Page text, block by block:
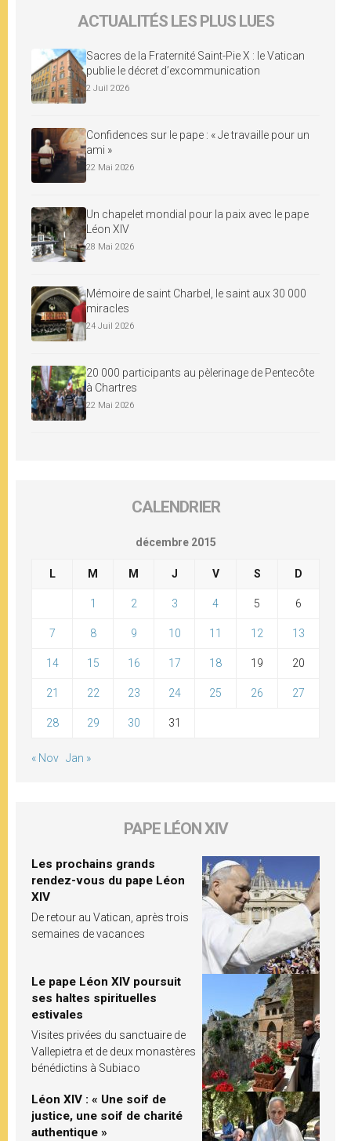
ACTUALITÉS LES PLUS LUES
Sacres de la Fraternité Saint-Pie X : le Vatican
publie le décret d’excommunication
2 Juil 2026
Confidences sur le pape : « Je travaille pour un
ami »
22 Mai 2026
Un chapelet mondial pour la paix avec le pape
Léon XIV
28 Mai 2026
Mémoire de saint Charbel, le saint aux 30 000
miracles
24 Juil 2026
20 000 participants au pèlerinage de Pentecôte
à Chartres
22 Mai 2026
CALENDRIER
décembre 2015
L M M J V S D
1 2 3 4 5 6
7 8 9 10 11 12 13
14 15 16 17 18 19 20
21 22 23 24 25 26 27
28 29 30 31
« Nov Jan »
PAPE LÉON XIV
Les prochains grands
rendez-vous du pape Léon
XIV
De retour au Vatican, après trois
semaines de vacances
Le pape Léon XIV poursuit
ses haltes spirituelles
estivales
Visites privées du sanctuaire de
Vallepietra et de deux monastères
bénédictins à Subiaco
Léon XIV : « Une soif de
justice, une soif de charité
authentique »